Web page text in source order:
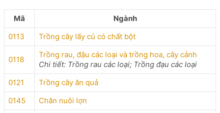
Mã
Ngành
0113
Trồng cây lấy củ có chất bột
0118
Trồng rau, đậu các loại và trồng hoa, cây cảnh
Chi tiết: Trồng rau các loại; Trồng đạu các loại
0121
Trồng cây ăn quả
0145
Chăn nuôi lợn